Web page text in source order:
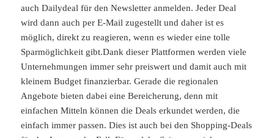
auch Dailydeal für den Newsletter anmelden. Jeder Deal
wird dann auch per E-Mail zugestellt und daher ist es
möglich, direkt zu reagieren, wenn es wieder eine tolle
Sparmöglichkeit gibt.Dank dieser Plattformen werden viele
Unternehmungen immer sehr preiswert und damit auch mit
kleinem Budget finanzierbar. Gerade die regionalen
Angebote bieten dabei eine Bereicherung, denn mit
einfachen Mitteln können die Deals erkundet werden, die
einfach immer passen. Dies ist auch bei den Shopping-Deals